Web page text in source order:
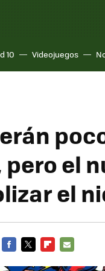
10 Videojuegos
el
el